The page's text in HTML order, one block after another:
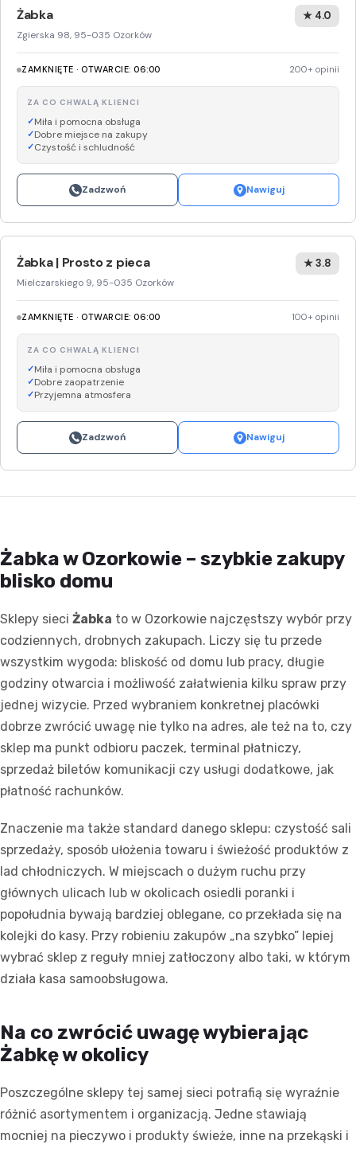
Żabka
Zgierska 98, 95-035 Ozorków
★ 4.0
ZAMKNIĘTE · OTWARCIE: 06:00 200+ opinii
ZA CO CHWALĄ KLIENCI
Miła i pomocna obsługa
Dobre miejsce na zakupy
Czystość i schludność
Zadzwoń Nawiguj
Żabka | Prosto z pieca
Mielczarskiego 9, 95-035 Ozorków
★ 3.8
ZAMKNIĘTE · OTWARCIE: 06:00 100+ opinii
ZA CO CHWALĄ KLIENCI
Miła i pomocna obsługa
Dobre zaopatrzenie
Przyjemna atmosfera
Zadzwoń Nawiguj
Żabka w Ozorkowie – szybkie zakupy
blisko domu
Sklepy sieci Żabka to w Ozorkowie najczęstszy wybór przy
codziennych, drobnych zakupach. Liczy się tu przede
wszystkim wygoda: bliskość od domu lub pracy, długie
godziny otwarcia i możliwość załatwienia kilku spraw przy
jednej wizycie. Przed wybraniem konkretnej placówki
dobrze zwrócić uwagę nie tylko na adres, ale też na to, czy
sklep ma punkt odbioru paczek, terminal płatniczy,
sprzedaż biletów komunikacji czy usługi dodatkowe, jak
płatność rachunków.
Znaczenie ma także standard danego sklepu: czystość sali
sprzedaży, sposób ułożenia towaru i świeżość produktów z
lad chłodniczych. W miejscach o dużym ruchu przy
głównych ulicach lub w okolicach osiedli poranki i
popołudnia bywają bardziej oblegane, co przekłada się na
kolejki do kasy. Przy robieniu zakupów „na szybko” lepiej
wybrać sklep z reguły mniej zatłoczony albo taki, w którym
działa kasa samoobsługowa.
Na co zwrócić uwagę wybierając
Żabkę w okolicy
Poszczególne sklepy tej samej sieci potrafią się wyraźnie
różnić asortymentem i organizacją. Jedne stawiają
mocniej na pieczywo i produkty świeże, inne na przekąski i